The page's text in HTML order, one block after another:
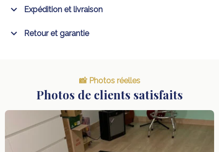
Expédition et livraison
Retour et garantie
📸 Photos réelles
Photos de clients satisfaits